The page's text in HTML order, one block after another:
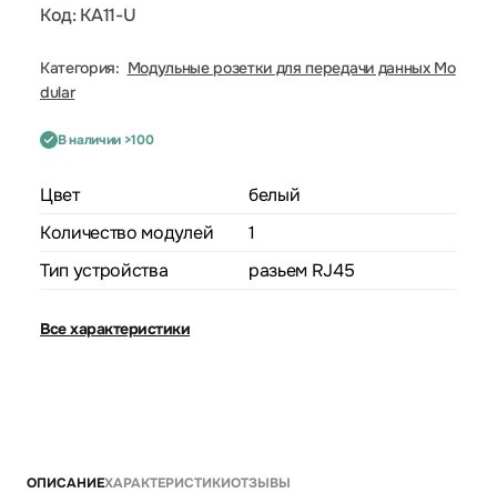
Код: KA11-U
Категория: Модульные розетки для передачи данных Mo
dular
В наличии >100
Цвет
белый
Количество модулей
1
Тип устройства
разьем RJ45
Все характеристики
ОПИСАНИЕХАРАКТЕРИСТИКИОТЗЫВЫ